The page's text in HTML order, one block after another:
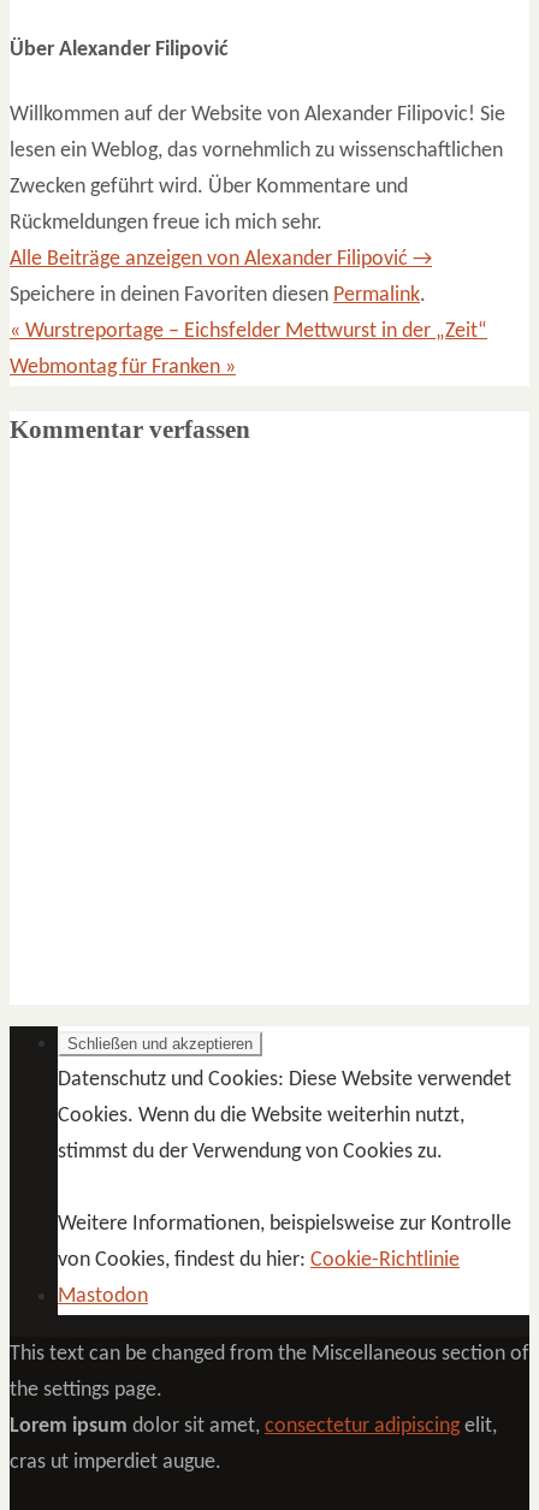
Über Alexander Filipović
Willkommen auf der Website von Alexander Filipovic! Sie
lesen ein Weblog, das vornehmlich zu wissenschaftlichen
Zwecken geführt wird. Über Kommentare und
Rückmeldungen freue ich mich sehr.
Alle Beiträge anzeigen von Alexander Filipović →
Speichere in deinen Favoriten diesen Permalink.
« Wurstreportage – Eichsfelder Mettwurst in der „Zeit“
Webmontag für Franken »
Kommentar verfassen
Datenschutz und Cookies: Diese Website verwendet
Cookies. Wenn du die Website weiterhin nutzt,
stimmst du der Verwendung von Cookies zu.
Weitere Informationen, beispielsweise zur Kontrolle
von Cookies, findest du hier: Cookie-Richtlinie
Mastodon
This text can be changed from the Miscellaneous section of
the settings page.
Lorem ipsum dolor sit amet, consectetur adipiscingelit,
cras ut imperdiet augue.